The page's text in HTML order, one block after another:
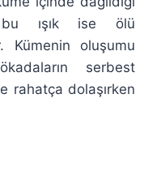
ışık ise ölü
Kümenin oluşumu
serbest
rahatça dolaşırken